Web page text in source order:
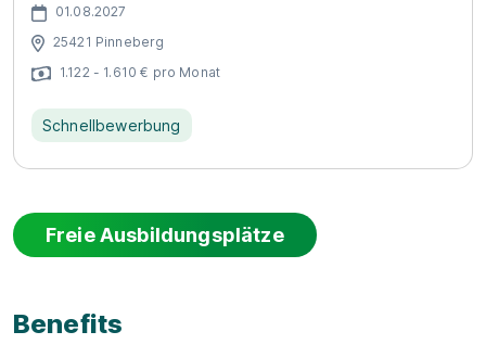
01.08.2027
25421 Pinneberg
1.122 - 1.610 € pro Monat
Schnellbewerbung
Freie Ausbildungsplätze
Benefits